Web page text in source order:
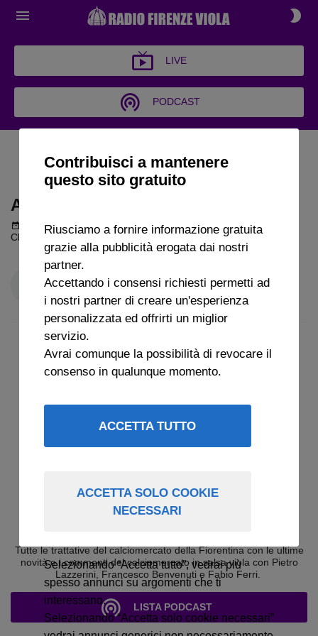
LIVE
PODCAST
ARCHIVIO CHI SI COMPRA?
2025
ARCHIVIO CHI SI COMPRA? 2025
Podcast del 08 gennaio 2025 1h 47m 45s
Chi si compra? puntata del 08 01 2025
Tutte le trattative del calciomercato della Fiorentina con le ultime
novità e i commenti del calciomercato in salsa viola con Pietro
Lazzerini, Francesco Benvenuti e Fabio Ferri.
LISTA PODCAST
Contribuisci a mantenere
questo sito gratuito
Riusciamo a fornire informazione gratuita
grazie alla pubblicità erogata dai nostri
partner.
Accettando i consensi richiesti permetti ad
i nostri partner di creare un'esperienza
personalizzata ed offrirti un miglior
servizio.
Avrai comunque la possibilità di revocare il
consenso in qualunque momento.
ACCETTA TUTTO
ACCETTA SOLO COOKIE
NECESSARI
Selezionando “Accetta tutto”, vedrai più
spesso annunci su argomenti che ti
interessano.
Selezionando “Accetta solo cookie necessari”